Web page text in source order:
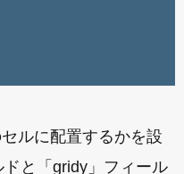
ルに配置するかを設
と「gridy」フィール